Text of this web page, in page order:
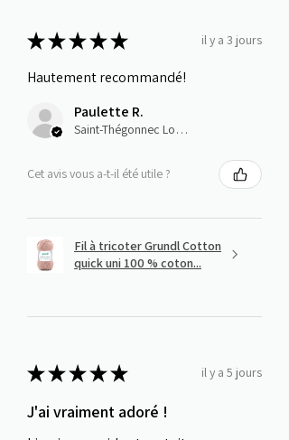
★★★★★ il y a 3 jours
Hautement recommandé!
Paulette R.
Saint-Thégonnec Loc-Eguiner, E
Cet avis vous a-t-il été utile ?
Fil à tricoter Grundl Cotton
quick uni 100 % coton...
★★★★★ il y a 5 jours
J'ai vraiment adoré !